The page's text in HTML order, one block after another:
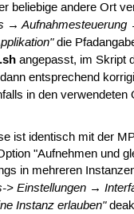
beliebige andere Ort
→
die
angepasst, im Skript
entsprechend
in den verwendeten
ist identisch mit der
"Aufnehmen und
in mehreren
> Einstellungen →
Instanz erlauben"